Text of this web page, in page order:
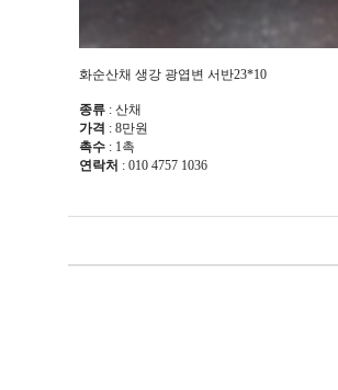
화순산채 생강 광엽변 서반23*10
종류 : 산채
가격 : 8만원
촉수 : 1촉
연락처 : 010 4757 1036